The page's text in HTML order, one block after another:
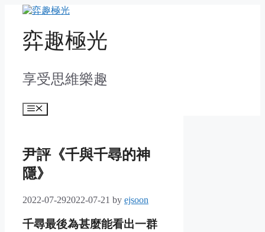
content弈趣極光
享受思維樂趣
Menu
尹評《千與千尋的神
隱》
2022-07-292022-07-21 by ejsoon
千尋最後為甚麼能看出一群